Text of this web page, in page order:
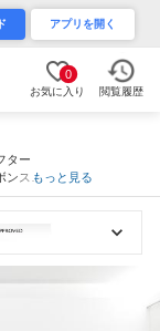
アプリを開く
0
お気に入り 閲覧履歴
ター
ンステ
ベンチ
もっと見る